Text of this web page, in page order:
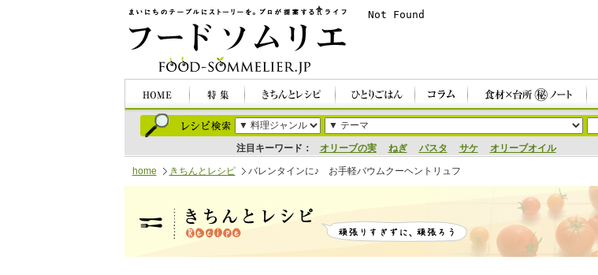
注目キーワード： オリーブの実 ねぎ パスタ サケ オリーブオイル
home きちんとレシピ バレンタインに♪ お手軽バウムクーヘントリュフ